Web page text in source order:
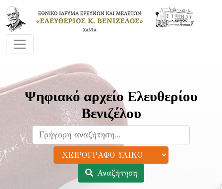
Ψηφιακό αρχείο Ελευθερίου
Βενιζέλου
Αναζήτηση